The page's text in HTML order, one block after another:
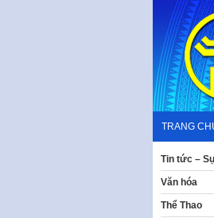
content
TRANG
Tin tức –
Văn hóa
Thể Thao